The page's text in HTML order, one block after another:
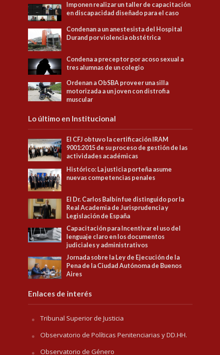
Imponen realizar un taller de capacitación
en discapacidad diseñado para el caso
Condenan a un anestesista del Hospital
Durand por violencia obstétrica
Condena a preceptor por acoso sexual a
tres alumnas de un colegio
Ordenan a ObSBA proveer una silla
motorizada a un joven con distrofia
muscular
Lo último en Institucional
El CFJ obtuvo la certificación IRAM
9001:2015 de su proceso de gestión de las
actividades académicas
Histórico: La justicia porteña asume
nuevas competencias penales
El Dr. Carlos Balbín fue distinguido por la
Real Academia de Jurisprudencia y
Legislación de España
Capacitación para Incentivar el uso del
lenguaje claro en los documentos
judiciales y administrativos
Jornada sobre la Ley de Ejecución de la
Pena de la Ciudad Autónoma de Buenos
Aires
Enlaces de interés
Tribunal Superior de Justicia
Observatorio de Políticas Penitenciarias y DD.HH.
Observatorio de Género